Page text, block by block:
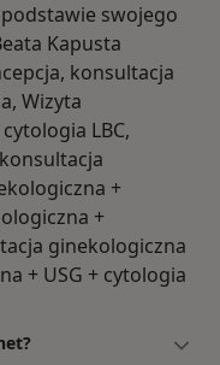
swojego
Kapusta
konsultacja
Wizyta
LBC,
+
+
ginekologiczna
+ USG + cytologia